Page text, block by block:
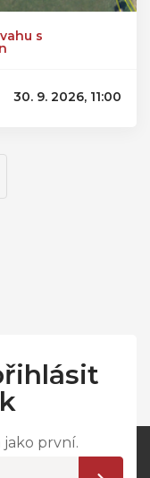
s
30. 9. 2026, 11:00
první.